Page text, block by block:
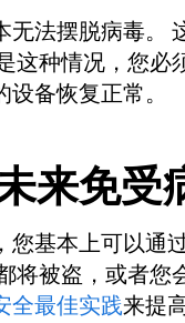
法摆脱病毒。
这种情况，您必
设备恢复正常。
来免受
基本上可以通
将被盗，或者
全最佳实践来提